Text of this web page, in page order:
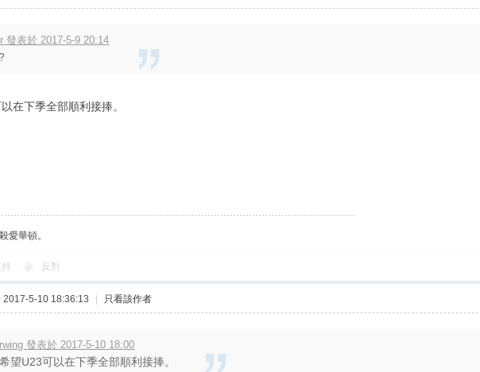
發表於 2017-5-9 20:14
在下季全部順利接捧。
愛華頓。
反對
2017-5-10 18:36:13 只看該作者
發表於 2017-5-10 18:00
望U23可以在下季全部順利接捧。